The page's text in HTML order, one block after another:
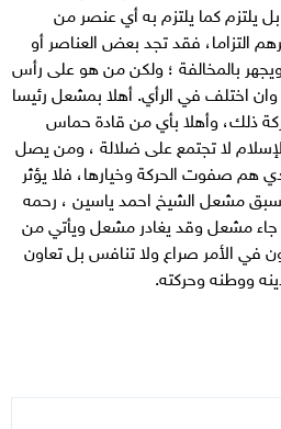
يلتزم كما يلتزم به أي عنصر من
التزاما، فقد تجد بعض العناصر أو
بالمخالفة ؛ ولكن من هو على رأس
اختلف في الرأي. أهلا بمشعل رئيسا
ذلك، وأهلا بأي من قادة حماس
لا تجتمع على ضلالة ، ومن يصل
هم صفوت الحركة وخيارها، فلا يؤثر
مشعل الشيخ احمد ياسين ، رحمه
جاء مشعل وقد يغادر مشعل ويأتي من
في الأمر صراع ولا تنافس بل تعاون
ووطنه وحركته.